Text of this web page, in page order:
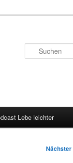
Lebe leichter
Nächster